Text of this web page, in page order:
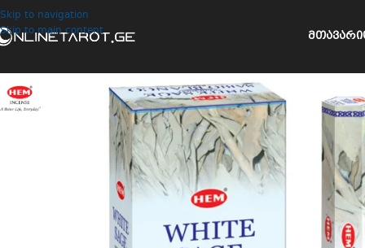
Skip to navigation
Skip to main content
ᲛᲗᲐᲕᲐᲠᲘ